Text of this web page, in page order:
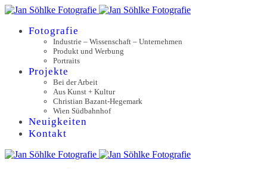
Fotografie
Industrie – Wissenschaft – Unternehmen
Produkt und Werbung
Portraits
Projekte
Bei der Arbeit
Aus Kunst + Kultur
Christian Bazant-Hegemark
Wien Südbahnhof
Neuigkeiten
Kontakt